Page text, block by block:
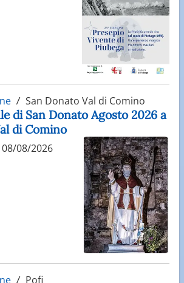
San Donato Val di Comino
di San Donato Agosto 2026 a
di Comino
08/08/2026
Pofi